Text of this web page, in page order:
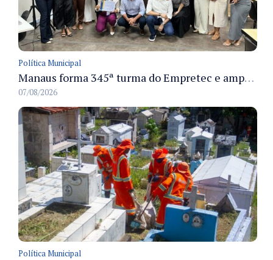
Política Municipal
Manaus forma 345ª turma do Empretec e amplia qualificação de empreendedores na cidade
07/08/2026
Política Municipal